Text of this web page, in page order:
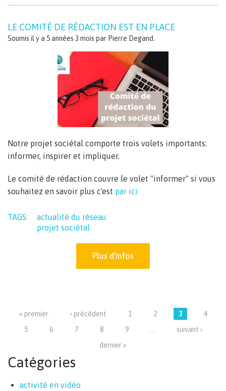
LE COMITÉ DE RÉDACTION EST EN PLACE
Soumis il y a 5 années 3 mois par Pierre Degand
Notre projet sociétal comporte trois volets importants:
informer, inspirer et impliquer.
Le comité de rédaction couvre le volet "informer" si vous
souhaitez en savoir plus c'est par ici
TAGS:
actualité du réseau
projet sociétal
Plus d'infos
Pages
« premier ‹ précédent 1 2 3
4
5
6 7 8 9
suivant ›
dernier »
Catégories
activité en vidéo